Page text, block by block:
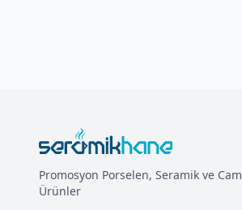
Promosyon Porselen, Seramik ve Cam
Ürünler